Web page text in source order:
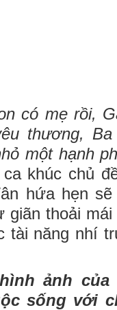
có mẹ rồi,
thương,
một hạnh
khúc chủ
hứa hẹn
giãn thoải
tài năng nhí
ảnh của
sống với